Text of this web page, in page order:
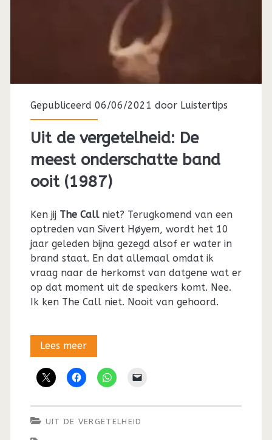
Gepubliceerd 06/06/2021 door Luistertips
Uit de vergetelheid: De
meest onderschatte band
ooit (1987)
Ken jij The Callniet? Terugkomend van een
optreden van Sivert Høyem, wordt het 10
jaar geleden bijna gezegd alsof er water in
brand staat. En dat allemaal omdat ik
vraag naar de herkomst van datgene wat er
op dat moment uit de speakers komt. Nee.
Ik ken The Call niet. Nooit van gehoord.
Lees meerUit
vergetelheid:
UIT DE VERGETELHEID